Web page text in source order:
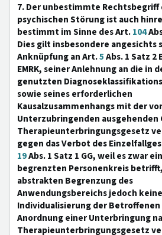
7. Der unbestimmte Rechtsbegriff
psychischen Störung ist auch
bestimmt im Sinne des Art.104
Dies gilt insbesondere angesichts
Anknüpfung an Art.5Abs. 1 Satz 2
EMRK, seiner Anlehnung an die in
genutzten
sowie seines erforderlichen
Kausalzusammenhangs mit der
Unterzubringenden ausgehenden
Therapieunterbringungsgesetz
gegen das Verbot des
19Abs. 1 Satz 1 GG, weil es zwar
begrenzten Personenkreis
abstrakten Begrenzung des
Anwendungsbereichs jedoch keine
Individualisierung der Betroffenen
Anordnung einer Unterbringung
Therapieunterbringungsgesetz